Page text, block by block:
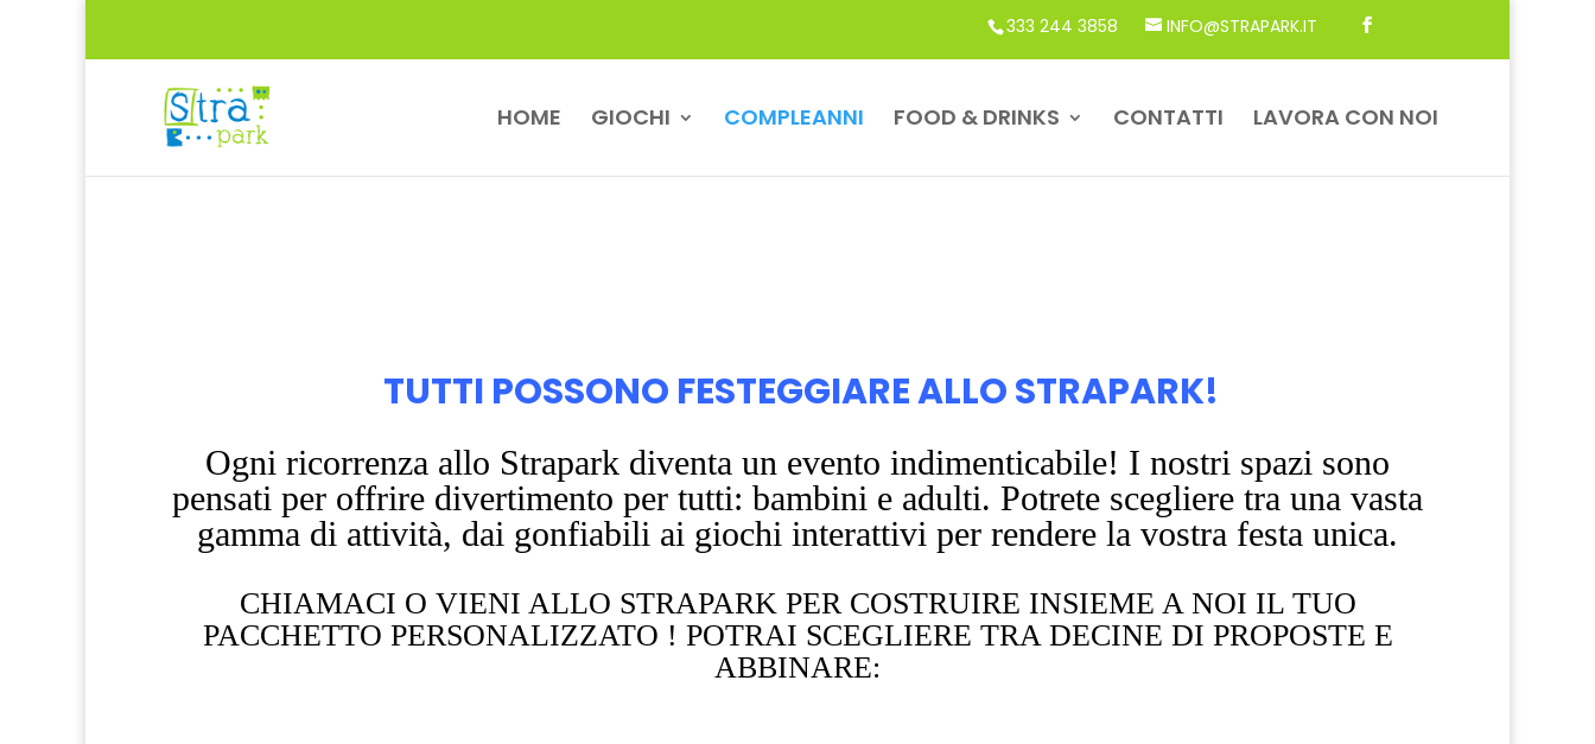
333 244 3858 INFO@STRAPARK.IT
HOME GIOCHI COMPLEANNI FOOD & DRINKS CONTATTI LAVORA CON NOI
TUTTI POSSONO FESTEGGIARE ALLO STRAPARK!
Ogni ricorrenza allo Strapark diventa un evento indimenticabile! I nostri spazi sono
pensati per offrire divertimento per tutti: bambini e adulti. Potrete scegliere tra una vasta
gamma di attività, dai gonfiabili ai giochi interattivi per rendere la vostra festa unica.
CHIAMACI O VIENI ALLO STRAPARK PER COSTRUIRE INSIEME A NOI IL TUO
PACCHETTO PERSONALIZZATO ! POTRAI SCEGLIERE TRA DECINE DI PROPOSTE E
ABBINARE: